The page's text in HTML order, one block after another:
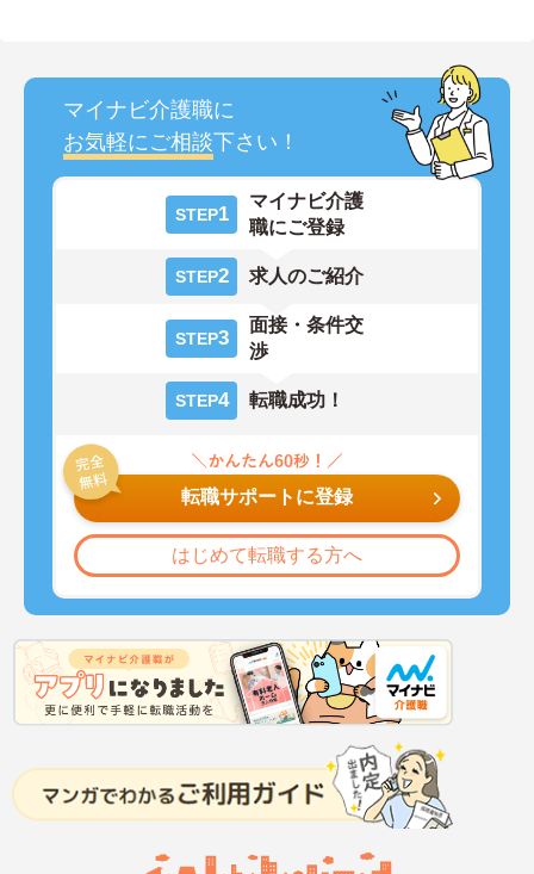
マイナビ介護職に
お気軽にご相談下さい！
STEP1
マイナビ介護
職にご登録
STEP2 求人のご紹介
STEP3
面接・条件交
渉
STEP4 転職成功！
転職サポートに登録
はじめて転職する方へ